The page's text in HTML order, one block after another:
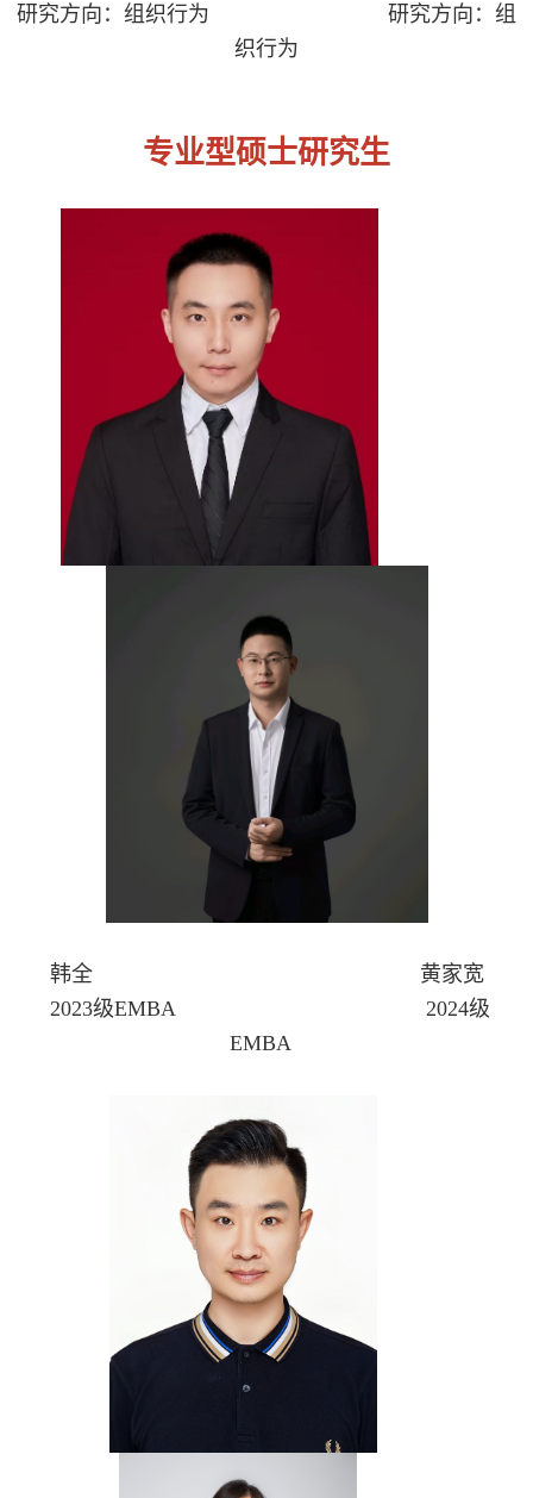
研究方向：组织行为 研究方向：组
织行为
专业型硕士研究生
韩全 黄家宽
2023级EMBA 2024级
EMBA